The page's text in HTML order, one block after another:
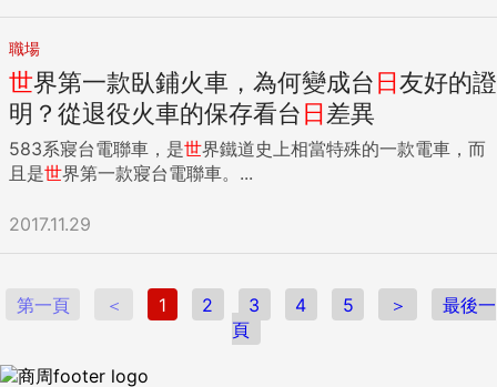
職場
世界第一款臥鋪火車，為何變成台日友好的證
明？從退役火車的保存看台日差異
583系寢台電聯車，是世界鐵道史上相當特殊的一款電車，而
且是世界第一款寢台電聯車。...
2017.11.29
第一頁 ＜ 1 2 3 4 5 ＞
最後一
頁